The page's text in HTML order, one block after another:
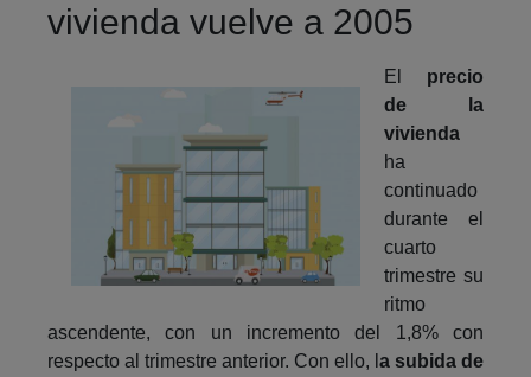
vivienda vuelve a 2005
El precio
de la
vivienda
ha
continuado
durante el
cuarto
trimestre su
ritmo
ascendente, con un incremento del 1,8% con
respecto al trimestre anterior. Con ello, l a subida de